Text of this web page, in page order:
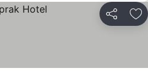
Partilhar